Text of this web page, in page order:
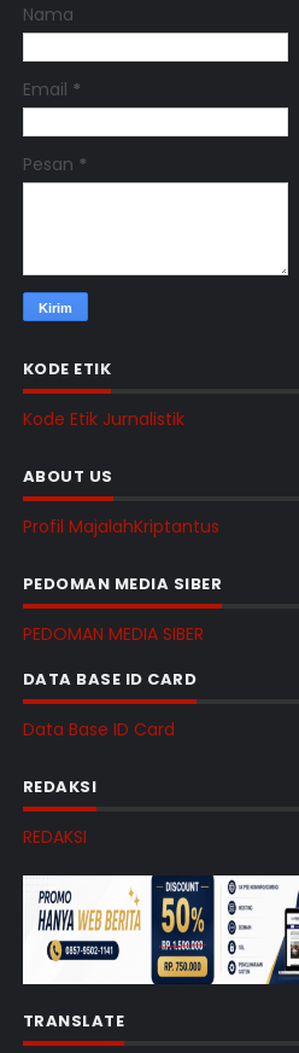
Nama
Email *
Pesan *
KODE ETIK
Kode Etik Jurnalistik
ABOUT US
Profil MajalahKriptantus
PEDOMAN MEDIA SIBER
PEDOMAN MEDIA SIBER
DATA BASE ID CARD
Data Base ID Card
REDAKSI
REDAKSI
TRANSLATE